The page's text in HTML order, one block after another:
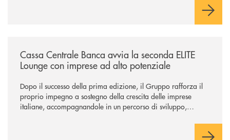
Cassa Centrale Banca avvia la seconda ELITE
Lounge con imprese ad alto potenziale
Dopo il successo della prima edizione, il Gruppo rafforza il
proprio impegno a sostegno della crescita delle imprese
italiane, accompagnandole in un percorso di sviluppo,